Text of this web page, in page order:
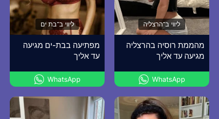
ליווי ב־הרצליה
מהממת רוסיה בהרצליה
מגיעה עד אליך
WhatsApp
ליווי ב־בת ים
מפתיעה בבת-ים מגיעה
עד אליך
WhatsApp